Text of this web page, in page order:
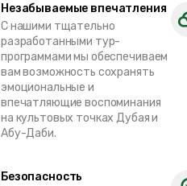
Незабываемые впечатления
С нашими тщательно
разработанными тур-
программами мы обеспечиваем
вам возможность сохранять
эмоциональные и
впечатляющие воспоминания
на культовых точках Дубая и
Абу-Даби.
Безопасность